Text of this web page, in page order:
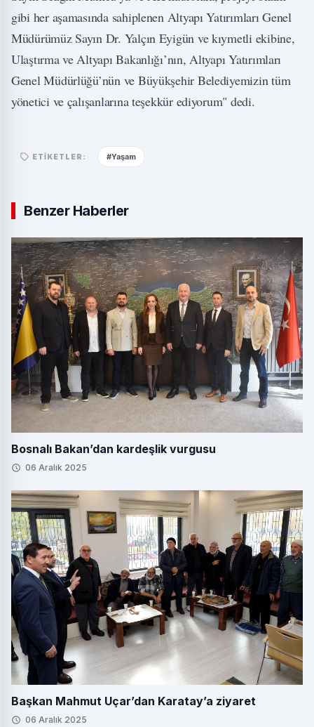
gibi her aşamasında sahiplenen Altyapı Yatırımları Genel
Müdürümüz Sayın Dr. Yalçın Eyigün ve kıymetli ekibine,
Ulaştırma ve Altyapı Bakanlığı’nın, Altyapı Yatırımları
Genel Müdürlüğü’nün ve Büyükşehir Belediyemizin tüm
yönetici ve çalışanlarına teşekkür ediyorum" dedi.
ETIKETLER: #Yaşam
Benzer Haberler
Bosnalı Bakan’dan kardeşlik vurgusu
06 Aralık 2025
Başkan Mahmut Uçar’dan Karatay’a ziyaret
06 Aralık 2025